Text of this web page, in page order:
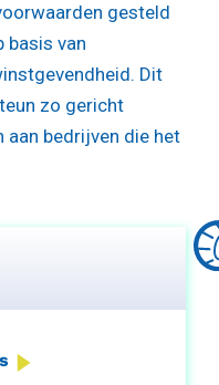
gesteld
basis van
Dit
zo gericht
aan bedrijven die het